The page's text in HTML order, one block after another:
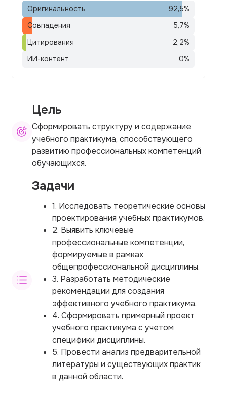
Оригинальность 92,5%
Совпадения
5,7%
Цитирования
2,2%
ИИ-контент
0%
Цель
Сформировать структуру и содержание
учебного практикума, способствующего
развитию профессиональных компетенций
обучающихся.
Задачи
1. Исследовать теоретические основы
проектирования учебных практикумов.
2. Выявить ключевые
профессиональные компетенции,
формируемые в рамках
общепрофессиональной дисциплины.
3. Разработать методические
рекомендации для создания
эффективного учебного практикума.
4. Сформировать примерный проект
учебного практикума с учетом
специфики дисциплины.
5. Провести анализ предварительной
литературы и существующих практик
в данной области.